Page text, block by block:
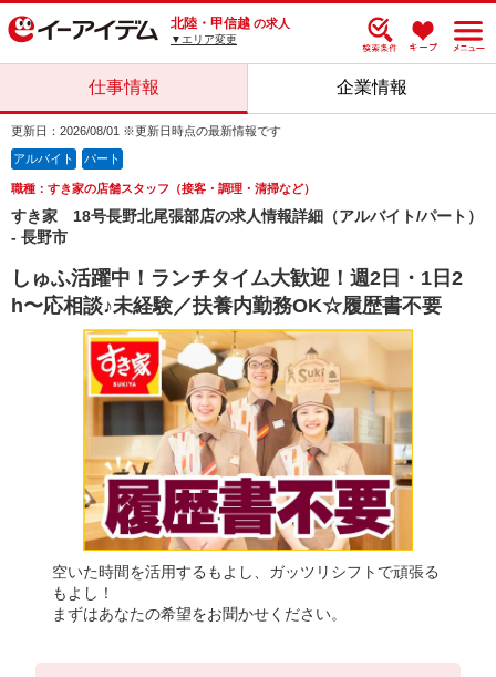
北陸・甲信越 の求人
▼エリア変更
仕事情報 企業情報
更新日：2026/08/01 ※更新日時点の最新情報です
アルバイト パート
職種：すき家の店舗スタッフ（接客・調理・清掃など）
すき家 18号長野北尾張部店の求人情報詳細（アルバイト/パート）
- 長野市
しゅふ活躍中！ランチタイム大歓迎！週2日・1日2
h〜応相談♪未経験／扶養内勤務OK☆履歴書不要
空いた時間を活用するもよし、ガッツリシフトで頑張る
もよし！
まずはあなたの希望をお聞かせください。